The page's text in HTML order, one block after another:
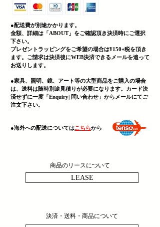
●配送費が別途かかります。
金額、詳細は「 ABOUT」をご確認頂き決済時にご選択
下さい。
プレゼントラッピングをご希望の場合は¥150+税を頂き
ます。ご請求は決済後にWEB決済できるメールを追って
お送りします。
●家具、照明、鏡、 アート等の大型商品をご購入の場合
は、送料は随時別途見積りが必要になります。カード決
済せずに一度「Enquiry| 問い合わせ」からメールにてご
注文下さい。
​●海外への配送についてはこちらから
商品のリースについて
LEASE
決済・送料・商品について